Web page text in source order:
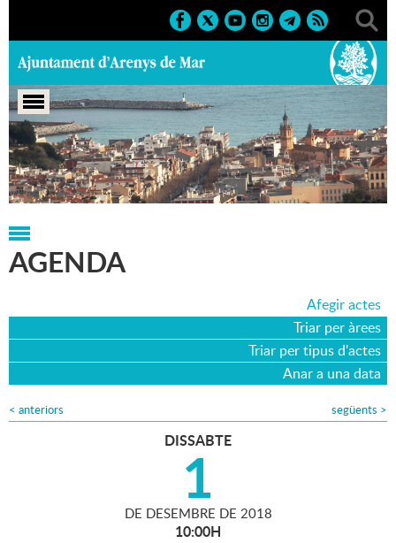
Portada > Agenda > 01-12-2018
AGENDA
Afegir actes
Triar per àrees
Triar per tipus d'actes
Anar a una data
< anteriors següents >
DISSABTE
1
DE DESEMBRE DE 2018
10:00H